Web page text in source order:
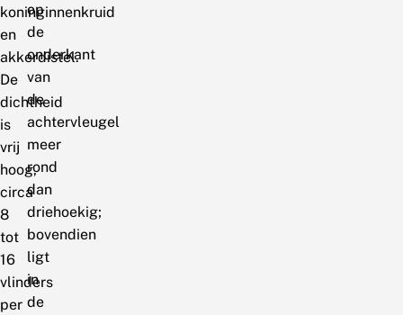
koninginnenkruid
en
akkerdistel.
De
dichtheid
is
vrij
hoog,
circa
8
tot
16
vlinders
per
op
de
onderkant
van
de
achtervleugel
meer
rond
dan
driehoekig;
bovendien
ligt
in
de